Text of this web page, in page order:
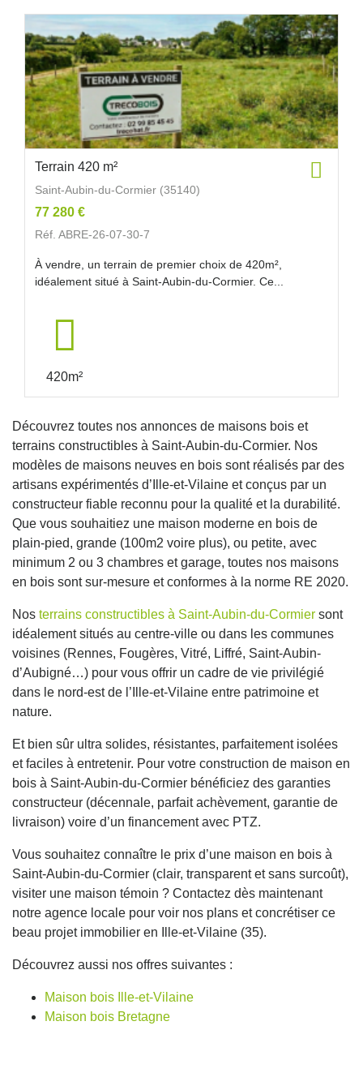
Terrain 420 m²
Saint-Aubin-du-Cormier (35140)
77 280 €
Réf. ABRE-26-07-30-7
À vendre, un terrain de premier choix de 420m²,
idéalement situé à Saint-Aubin-du-Cormier. Ce...
420m²
Découvrez toutes nos annonces de maisons bois et
terrains constructibles à Saint-Aubin-du-Cormier. Nos
modèles de maisons neuves en bois sont réalisés par des
artisans expérimentés d’Ille-et-Vilaine et conçus par un
constructeur fiable reconnu pour la qualité et la durabilité.
Que vous souhaitiez une maison moderne en bois de
plain-pied, grande (100m2 voire plus), ou petite, avec
minimum 2 ou 3 chambres et garage, toutes nos maisons
en bois sont sur-mesure et conformes à la norme RE 2020.
Nos terrains constructibles à Saint-Aubin-du-Cormier sont
idéalement situés au centre-ville ou dans les communes
voisines (Rennes, Fougères, Vitré, Liffré, Saint-Aubin-
d’Aubigné…) pour vous offrir un cadre de vie privilégié
dans le nord-est de l’Ille-et-Vilaine entre patrimoine et
nature.
Et bien sûr ultra solides, résistantes, parfaitement isolées
et faciles à entretenir. Pour votre construction de maison en
bois à Saint-Aubin-du-Cormier bénéficiez des garanties
constructeur (décennale, parfait achèvement, garantie de
livraison) voire d’un financement avec PTZ.
Vous souhaitez connaître le prix d’une maison en bois à
Saint-Aubin-du-Cormier (clair, transparent et sans surcoût),
visiter une maison témoin ? Contactez dès maintenant
notre agence locale pour voir nos plans et concrétiser ce
beau projet immobilier en Ille-et-Vilaine (35).
Découvrez aussi nos offres suivantes :
Maison bois Ille-et-Vilaine
Maison bois Bretagne